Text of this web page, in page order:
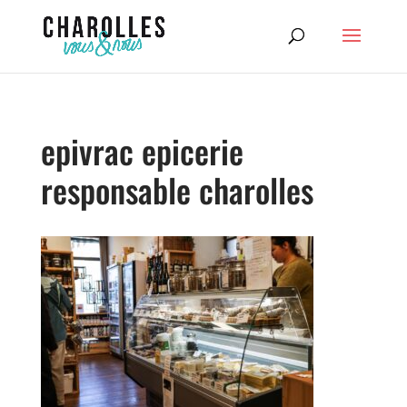
epivrac epicerie
responsable charolles